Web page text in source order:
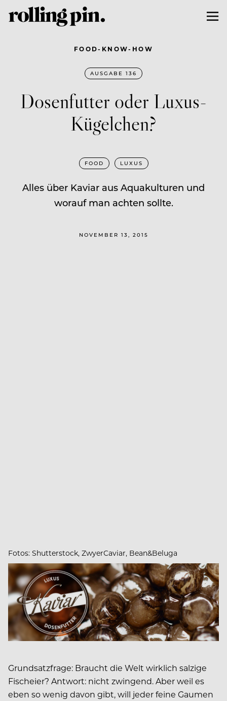
FOOD-KNOW-HOW
AUSGABE 136
Dosenfutter oder Luxus-
Kügelchen?
FOOD LUXUS
Alles über Kaviar aus Aquakulturen und
worauf man achten sollte.
NOVEMBER 13, 2015
Fotos: Shutterstock, ZwyerCaviar, Bean&Beluga
Grundsatzfrage: Braucht die Welt wirklich salzige
Fischeier? Antwort: nicht zwingend. Aber weil es
eben so wenig davon gibt, will jeder feine Gaumen